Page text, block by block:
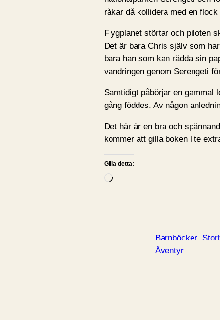
råkar då kollidera med en flock
Flygplanet störtar och piloten
Det är bara Chris själv som
bara han som kan rädda sin
vandringen genom Serengeti
Samtidigt påbörjar en gammal
gång föddes. Av någon
Det här är en bra och
kommer att gilla boken lite
Gilla detta:
L
Barnböcker
Äventyr